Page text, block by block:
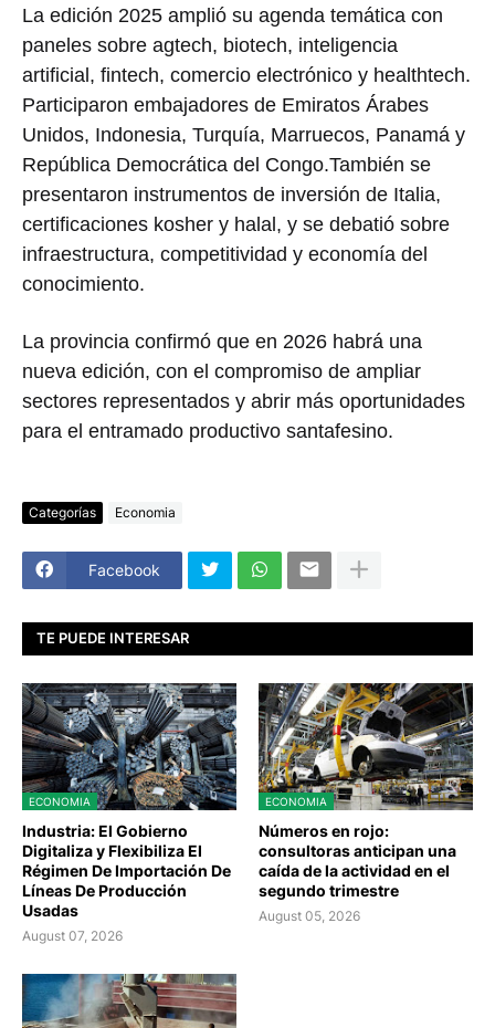
La edición 2025 amplió su agenda temática con
paneles sobre agtech, biotech, inteligencia
artificial, fintech, comercio electrónico y healthtech.
Participaron embajadores de Emiratos Árabes
Unidos, Indonesia, Turquía, Marruecos, Panamá y
República Democrática del Congo.También se
presentaron instrumentos de inversión de Italia,
certificaciones kosher y halal, y se debatió sobre
infraestructura, competitividad y economía del
conocimiento.
La provincia confirmó que en 2026 habrá una
nueva edición, con el compromiso de ampliar
sectores representados y abrir más oportunidades
para el entramado productivo santafesino.
Categorías Economia
Facebook
TE PUEDE INTERESAR
ECONOMIA
Industria: El Gobierno
Digitaliza y Flexibiliza El
Régimen De Importación De
Líneas De Producción
Usadas
August 07, 2026
ECONOMIA
Números en rojo:
consultoras anticipan una
caída de la actividad en el
segundo trimestre
August 05, 2026